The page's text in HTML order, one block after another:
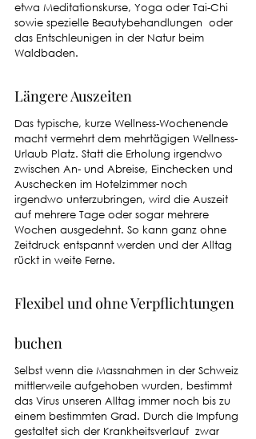
etwa Meditationskurse, Yoga oder Tai-Chi
sowie spezielle Beautybehandlungen  oder
das Entschleunigen in der Natur beim
Waldbaden.
Längere Auszeiten
Das typische, kurze Wellness-Wochenende
macht vermehrt dem mehrtägigen Wellness-
Urlaub Platz. Statt die Erholung irgendwo
zwischen An- und Abreise, Einchecken und
Auschecken im Hotelzimmer noch
irgendwo unterzubringen, wird die Auszeit
auf mehrere Tage oder sogar mehrere
Wochen ausgedehnt. So kann ganz ohne
Zeitdruck entspannt werden und der Alltag
rückt in weite Ferne.
Flexibel und ohne Verpflichtungen
buchen
Selbst wenn die Massnahmen in der Schweiz
mittlerweile aufgehoben wurden, bestimmt
das Virus unseren Alltag immer noch bis zu
einem bestimmten Grad. Durch die Impfung
gestaltet sich der Krankheitsverlauf  zwar